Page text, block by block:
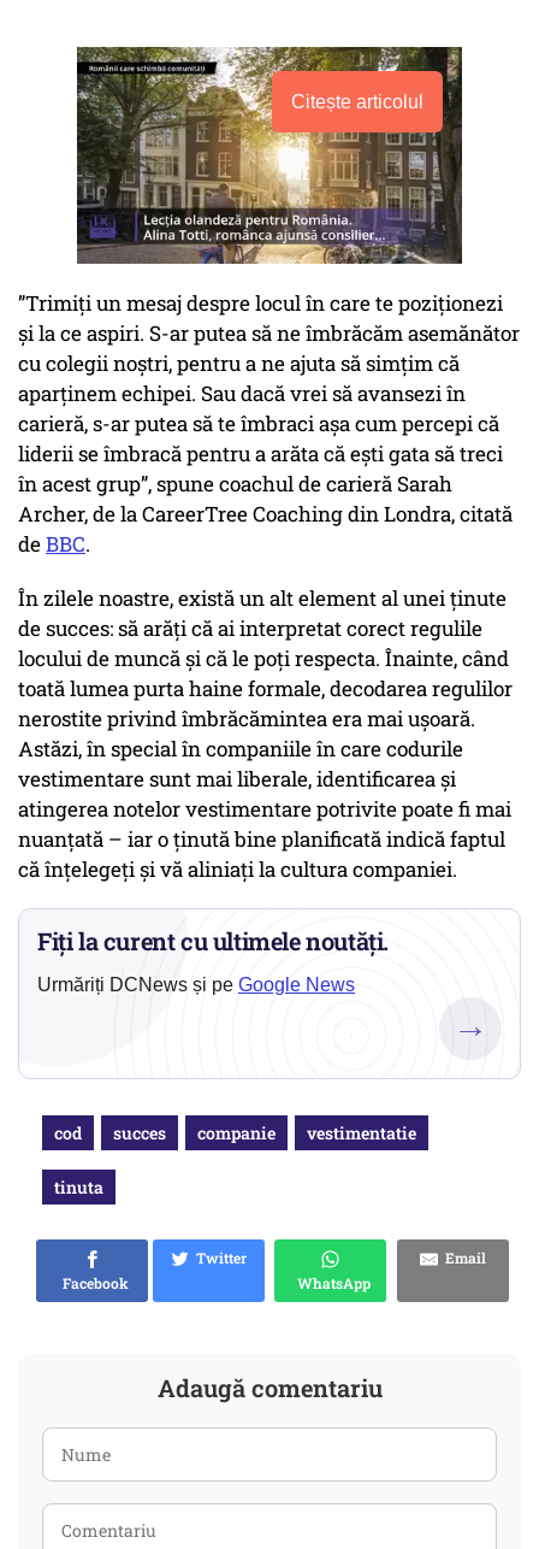
Citește articolul
”Trimiți un mesaj despre locul în care te poziționezi
și la ce aspiri. S-ar putea să ne îmbrăcăm asemănător
cu colegii noștri, pentru a ne ajuta să simțim că
aparținem echipei. Sau dacă vrei să avansezi în
carieră, s-ar putea să te îmbraci așa cum percepi că
liderii se îmbracă pentru a arăta că ești gata să treci
în acest grup”, spune coachul de carieră Sarah
Archer, de la CareerTree Coaching din Londra, citată
deBBC.
În zilele noastre, există un alt element al unei ținute
de succes: să arăți că ai interpretat corect regulile
locului de muncă și că le poți respecta. Înainte, când
toată lumea purta haine formale, decodarea regulilor
nerostite privind îmbrăcămintea era mai ușoară.
Astăzi, în special în companiile în care codurile
vestimentare sunt mai liberale, identificarea și
atingerea notelor vestimentare potrivite poate fi mai
nuanțată – iar o ținută bine planificată indică faptul
că înțelegeți și vă aliniați la cultura companiei.
Fiți la curent cu ultimele noutăți.
Urmăriți DCNews și pe Google News
→
cod succes companie vestimentatie
tinuta
Facebook
Twitter
WhatsApp
Email
Adaugă comentariu